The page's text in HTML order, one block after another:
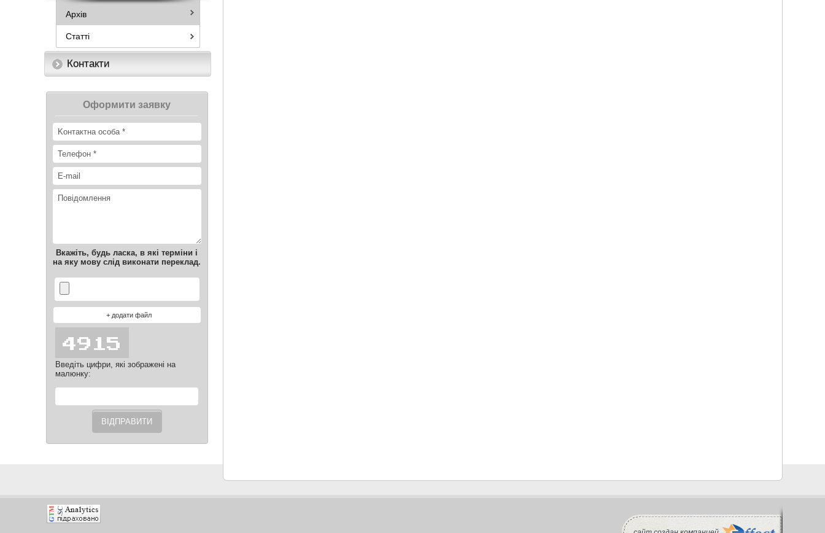
Архів
Статті
Контакти
Оформити заявку
Вкажіть, будь ласка, в які терміни і
на яку мову слід виконати переклад.
Введіть цифри, які зображені на
малюнку: